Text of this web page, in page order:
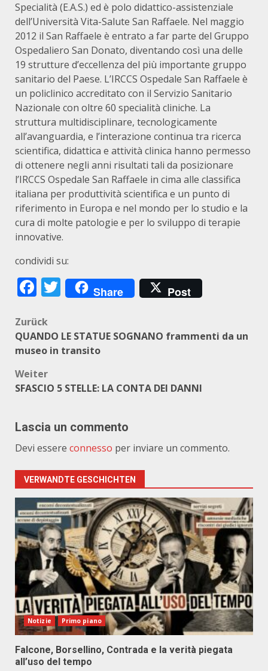
Specialità (E.A.S.) ed è polo didattico-assistenziale
dell’Università Vita-Salute San Raffaele. Nel maggio
2012 il San Raffaele è entrato a far parte del Gruppo
Ospedaliero San Donato, diventando così una delle
19 strutture d’eccellenza del più importante gruppo
sanitario del Paese. L’IRCCS Ospedale San Raffaele è
un policlinico accreditato con il Servizio Sanitario
Nazionale con oltre 60 specialità cliniche. La
struttura multidisciplinare, tecnologicamente
all’avanguardia, e l’interazione continua tra ricerca
scientifica, didattica e attività clinica hanno permesso
di ottenere negli anni risultati tali da posizionare
l’IRCCS Ospedale San Raffaele in cima alle classifica
italiana per produttività scientifica e un punto di
riferimento in Europa e nel mondo per lo studio e la
cura di molte patologie e per lo sviluppo di terapie
innovative.
condividi su:
Facebook
Twitter
Share Post
Beitragsnavigation
Zurück
QUANDO LE STATUE SOGNANO frammenti da un
museo in transito
Weiter
SFASCIO 5 STELLE: LA CONTA DEI DANNI
Lascia un commento
Devi essere connesso per inviare un commento.
VERWANDTE GESCHICHTEN
Notizie Primo piano
Falcone, Borsellino, Contrada e la verità piegata
all’uso del tempo